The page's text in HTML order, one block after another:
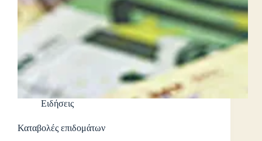
Ειδήσεις
Καταβολές επιδομάτων